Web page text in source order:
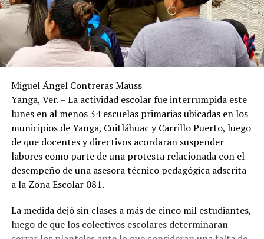
Miguel Ángel Contreras Mauss
Yanga, Ver. – La actividad escolar fue interrumpida este
lunes en al menos 34 escuelas primarias ubicadas en los
municipios de Yanga, Cuitláhuac y Carrillo Puerto, luego
de que docentes y directivos acordaran suspender
labores como parte de una protesta relacionada con el
desempeño de una asesora técnico pedagógica adscrita
a la Zona Escolar 081.
La medida dejó sin clases a más de cinco mil estudiantes,
luego de que los colectivos escolares determinaran